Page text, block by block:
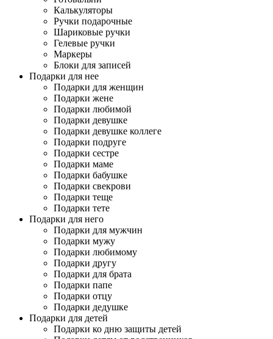
Калькуляторы
Ручки подарочные
Шариковые ручки
Гелевые ручки
Маркеры
Блоки для записей
Подарки для нее
Подарки для женщин
Подарки жене
Подарки любимой
Подарки девушке
Подарки девушке коллеге
Подарки подруге
Подарки сестре
Подарки маме
Подарки бабушке
Подарки свекрови
Подарки теще
Подарки тете
Подарки для него
Подарки для мужчин
Подарки мужу
Подарки любимому
Подарки другу
Подарки для брата
Подарки папе
Подарки отцу
Подарки дедушке
Подарки для детей
Подарки ко дню защиты детей